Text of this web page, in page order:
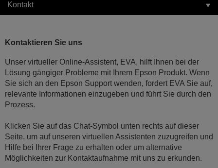
Kontakt
Kontaktieren Sie uns
Unser virtueller Online-Assistent, EVA, hilft Ihnen bei der
Lösung gängiger Probleme mit Ihrem Epson Produkt. Wenn
Sie sich an den Epson Support wenden, fordert EVA Sie auf,
relevante Informationen einzugeben und führt Sie durch den
Prozess.
Klicken Sie auf das Chat-Symbol unten rechts auf dieser
Seite, um auf unseren virtuellen Assistenten zuzugreifen und
Hilfe bei Ihrer Frage zu erhalten oder um alternative
Möglichkeiten zur Kontaktaufnahme mit uns zu erkunden.